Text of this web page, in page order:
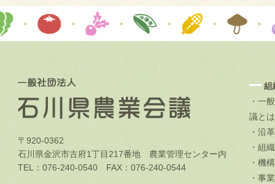
〒920-0362
石川県金沢市古府1丁目217番地 農業管理センター内
TEL：076-240-0540 FAX：076-240-0544
組
・一
議とは
・沿革
・組
・機
・事